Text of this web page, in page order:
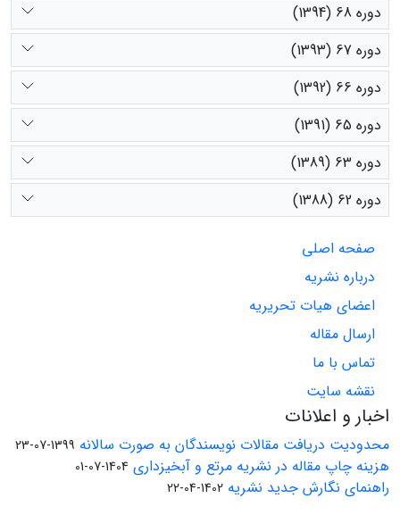
دوره 68 (1394)
دوره 67 (1393)
دوره 66 (1392)
دوره 65 (1391)
دوره 63 (1389)
دوره 62 (1388)
صفحه اصلی
درباره نشریه
اعضای هیات تحریریه
ارسال مقاله
تماس با ما
نقشه سایت
اخبار و اعلانات
محدودیت دریافت مقالات نویسندگان به صورت سالانه 1399-07-23
هزینه چاپ مقاله در نشریه مرتع و آبخیزداری 1404-07-01
راهنمای نگارش جدید نشریه 1402-04-22